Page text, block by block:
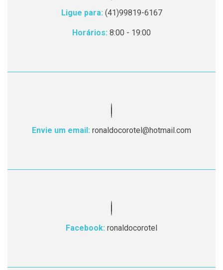
Ligue para: (41)99819-6167
Horários: 8:00 - 19:00
Envie um email: ronaldocorotel@hotmail.com
Facebook: ronaldocorotel